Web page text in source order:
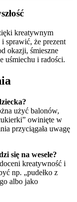
kreatywnym
sprawić, że prezent
okazji, śmieszne
uśmiechu i radości.
użyć balonów,
owinięte w
przyciągała uwagę
się na wesele?
kreatywność i
np. „pudełko z
albo jako